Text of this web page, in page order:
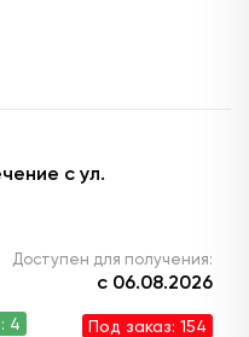
с ул.
Доступен для получения:
с 06.08.2026
4 Под заказ: 154